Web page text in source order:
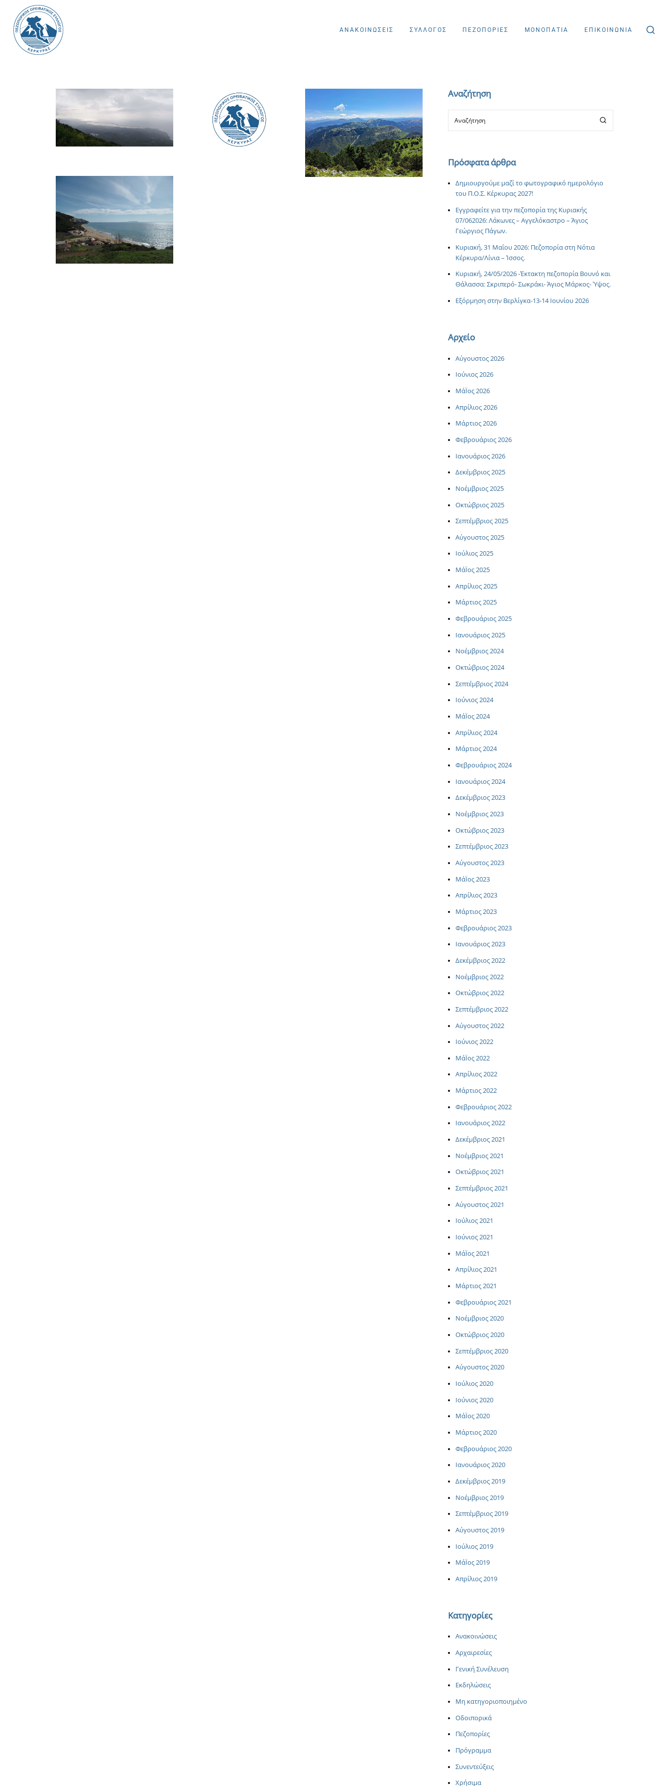
ΑΝΑΚΟΙΝΩΣΕΙΣ ΣΥΛΛΟΓΟΣ ΠΕΖΟΠΟΡΙΕΣ ΜΟΝΟΠΑΤΙΑ ΕΠΙΚΟΙΝΩΝΙΑ
Ανακοινώσεις
Ανακοινώσεις
Ανακοινώσεις
Πεζοπορίες
Ανακοινώσεις
Πεζοπορίες
Αναζήτηση
Πρόσφατα άρθρα
Δημιουργούμε μαζί το φωτογραφικό ημερολόγιο
του Π.Ο.Σ. Κέρκυρας 2027!
Εγγραφείτε για την πεζοπορία της Κυριακής
07/062026: Λάκωνες – Αγγελόκαστρο – Άγιος
Γεώργιος Πάγων.
Κυριακή, 31 Μαΐου 2026: Πεζοπορία στη Νότια
Κέρκυρα/Λίνια – Ίσσος.
Κυριακή, 24/05/2026 -Έκτακτη πεζοπορία Βουνό και
Θάλασσα: Σκριπερό- Σωκράκι- Άγιος Μάρκος- Ύψος.
Εξόρμηση στην Βερλίγκα-13-14 Ιουνίου 2026
Αρχείο
Αύγουστος 2026
Ιούνιος 2026
ΜάΪος 2026
Απρίλιος 2026
Μάρτιος 2026
Φεβρουάριος 2026
Ιανουάριος 2026
Δεκέμβριος 2025
Νοέμβριος 2025
Οκτώβριος 2025
Σεπτέμβριος 2025
Αύγουστος 2025
Ιούλιος 2025
ΜάΪος 2025
Απρίλιος 2025
Μάρτιος 2025
Φεβρουάριος 2025
Ιανουάριος 2025
Νοέμβριος 2024
Οκτώβριος 2024
Σεπτέμβριος 2024
Ιούνιος 2024
ΜάΪος 2024
Απρίλιος 2024
Μάρτιος 2024
Φεβρουάριος 2024
Ιανουάριος 2024
Δεκέμβριος 2023
Νοέμβριος 2023
Οκτώβριος 2023
Σεπτέμβριος 2023
Αύγουστος 2023
ΜάΪος 2023
Απρίλιος 2023
Μάρτιος 2023
Φεβρουάριος 2023
Ιανουάριος 2023
Δεκέμβριος 2022
Νοέμβριος 2022
Οκτώβριος 2022
Σεπτέμβριος 2022
Αύγουστος 2022
Ιούνιος 2022
ΜάΪος 2022
Απρίλιος 2022
Μάρτιος 2022
Φεβρουάριος 2022
Ιανουάριος 2022
Δεκέμβριος 2021
Νοέμβριος 2021
Οκτώβριος 2021
Σεπτέμβριος 2021
Αύγουστος 2021
Ιούλιος 2021
Ιούνιος 2021
ΜάΪος 2021
Απρίλιος 2021
Μάρτιος 2021
Φεβρουάριος 2021
Νοέμβριος 2020
Οκτώβριος 2020
Σεπτέμβριος 2020
Αύγουστος 2020
Ιούλιος 2020
Ιούνιος 2020
ΜάΪος 2020
Μάρτιος 2020
Φεβρουάριος 2020
Ιανουάριος 2020
Δεκέμβριος 2019
Νοέμβριος 2019
Σεπτέμβριος 2019
Αύγουστος 2019
Ιούλιος 2019
ΜάΪος 2019
Απρίλιος 2019
Κατηγορίες
Ανακοινώσεις
Αρχαιρεσίες
Γενική Συνέλευση
Εκδηλώσεις
Μη κατηγοριοποιημένο
Οδοιπορικά
Πεζοπορίες
Πρόγραμμα
Συνεντεύξεις
Χρήσιμα